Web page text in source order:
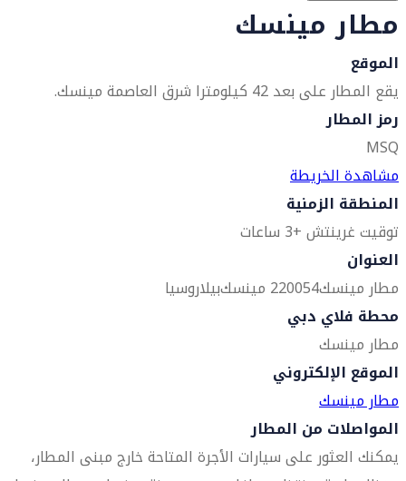
مطار مينسك
الموقع
يقع المطار على بعد 42 كيلومترا شرق العاصمة مينسك.
رمز المطار
MSQ
مشاهدة الخريطة
المنطقة الزمنية
توقيت غرينتش +3 ساعات
العنوان
مطار مينسك220054 مينسك
بيلاروسيا
محطة فلاي دبي
مطار مينسك
الموقع الإلكتروني
مطار مينسك
المواصلات من المطار
يمكنك العثور على سيارات الأجرة المتاحة خارج مبنى المطار،